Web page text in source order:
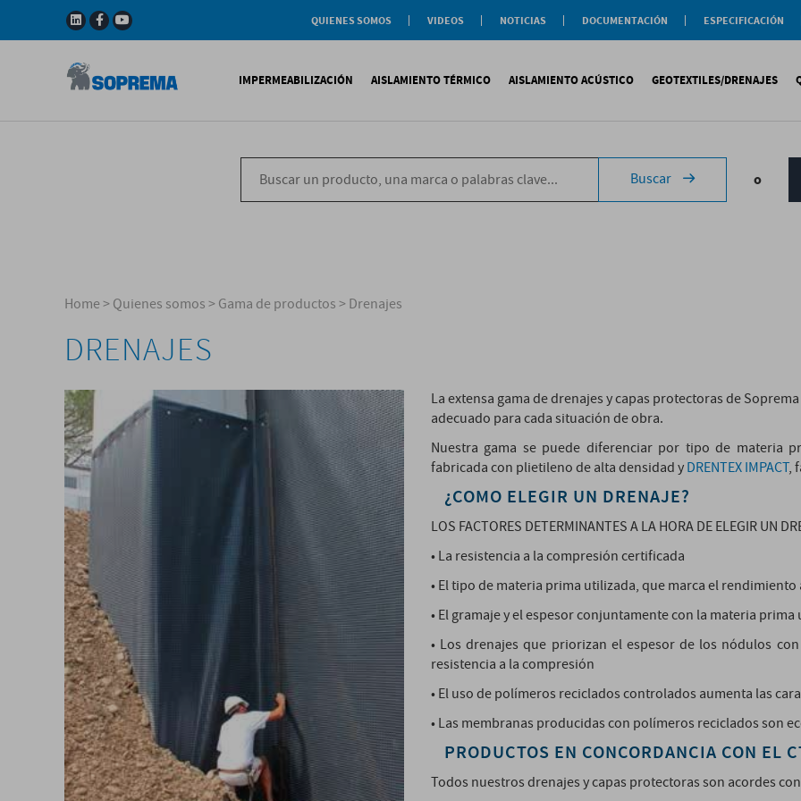
QUIENES SOMOS
VIDEOS
NOTICIAS
DOCUMENTACIÓN
Documentación General
ESPECIFICACIÓN
Certificaciones
IMPERMEABILIZACIÓN
Impermeabilización Bituminosa
Impermeabilización Sintética
Impermeabilización Líquida
AISLAMIENTO TÉRMICO
XPS
Texlosa
PIR
AISLAMIENTO ACÚSTICO
Tecsound®
Texfon
Texsilen
GEOTEXTILES/DRENAJES
Geotextiles
Drenajes
Buscar o
Home>Quienes somos>Gama de productos>Drenajes
DRENAJES
La extensa gama de drenajes y capas protectoras de
adecuado para cada situación de obra.
Nuestra gama se puede diferenciar por tipo de materia
fabricada con plietileno de alta densidad yDRENTEX IMPACT,
¿COMO ELEGIR UN DRENAJE?
LOS FACTORES DETERMINANTES A LA HORA DE ELEGIR UN
• La resistencia a la compresión certificada
• El tipo de materia prima utilizada, que marca el rendimiento
• El gramaje y el espesor conjuntamente con la materia
• Los drenajes que priorizan el espesor de los nódulos
resistencia a la compresión
• El uso de polímeros reciclados controlados aumenta las
• Las membranas producidas con polímeros reciclados son
PRODUCTOS EN CONCORDANCIA CON EL
Todos nuestros drenajes y capas protectoras son acordes con